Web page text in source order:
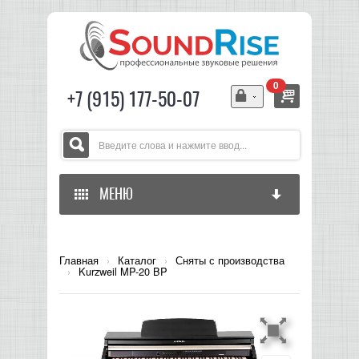
+7 (915) 177-50-07
0
МЕНЮ
ЗВУКОВОЕ ОБОРУДОВАНИЕ
МИКШЕРЫ АНАЛОГОВЫЕ
СВЕТОВОЕ ОБОРУДОВАНИЕ
Главная › Каталог › Сняты с производства
› Kurzweil MP-20 BP